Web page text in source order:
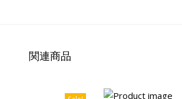
関連商品